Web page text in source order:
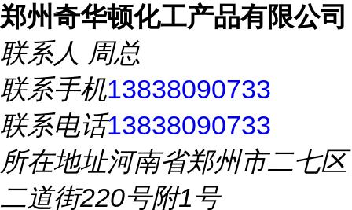
郑州奇华顿化工产品有限公司
联系人 周总
联系手机13838090733
联系电话13838090733
所在地址河南省郑州市二七区
二道街220号附1号